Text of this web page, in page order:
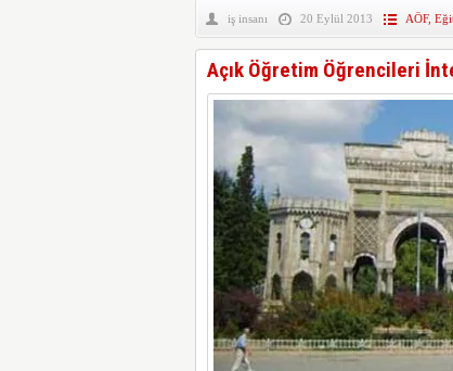
iş insanı 20 Eylül 2013 AÖF,
Açık Öğretim Öğrencileri